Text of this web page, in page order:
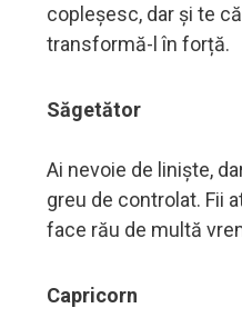
copleșesc, dar și te
transformă-l în forță.
Săgetător
Ai nevoie de liniște,
greu de controlat. Fii
face rău de multă
Capricorn